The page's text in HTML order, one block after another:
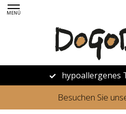
MENÚ
hypoallergenes
Besuchen Sie